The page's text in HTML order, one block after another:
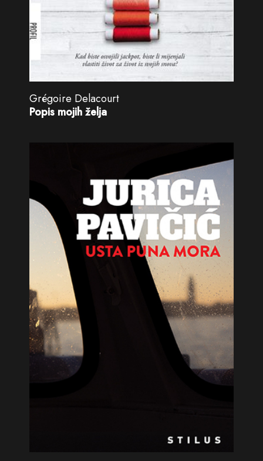
Grégoire Delacourt
Popis mojih želja